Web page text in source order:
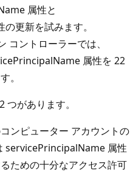
属性と
更新を試みます。
ントローラーでは、
属性を 22
。
があります。
ンピューター アカウントの
servicePrincipalName 属性
ための十分なアクセス許可